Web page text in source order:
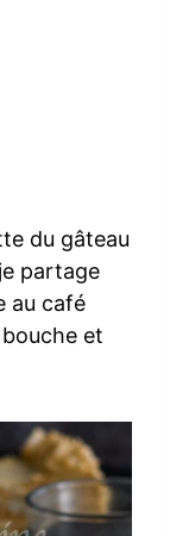
du gâteau
partage
au café
et